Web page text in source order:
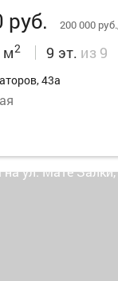
руб. 200 000
м2 9 эт. из 9
43а